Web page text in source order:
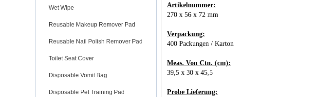
Wet Wipe
Reusable Makeup Remover Pad
Reusable Nail Polish Remover Pad
Toilet Seat Cover
Disposable Vomit Bag
Disposable Pet Training Pad
Artikelnummer:
270 x 56 x 72 mm
Verpackung:
400 Packungen / Karton
Meas. Von Ctn. (cm):
39,5 x 30 x 45,5
Probe Lieferung: